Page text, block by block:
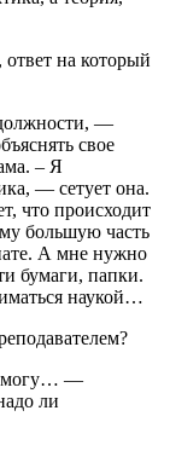
на который
—
свое
– Я
— сетует она.
что происходит
большую часть
А мне нужно
бумаги, папки.
наукой…
могу… —
ли